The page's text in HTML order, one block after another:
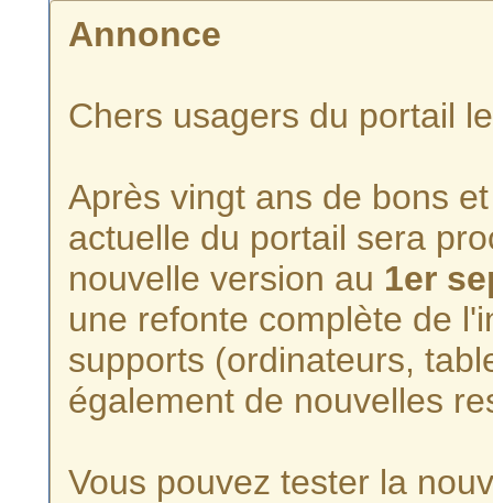
Annonce
Chers usagers du portail
Après vingt ans de bons
actuelle du portail sera
nouvelle version au 1er
une refonte complète de
supports (ordinateurs,
également de nouvelles
Vous pouvez tester la